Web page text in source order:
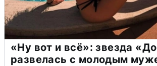
«Ну вот и всё»: звезда
развелась с молодым